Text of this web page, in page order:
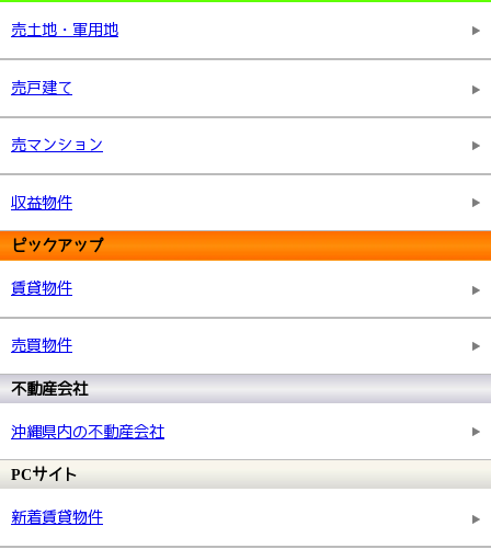
売土地・軍用地
売戸建て
売マンション
収益物件
ピックアップ
賃貸物件
売買物件
不動産会社
沖縄県内の不動産会社
PCサイト
新着賃貸物件